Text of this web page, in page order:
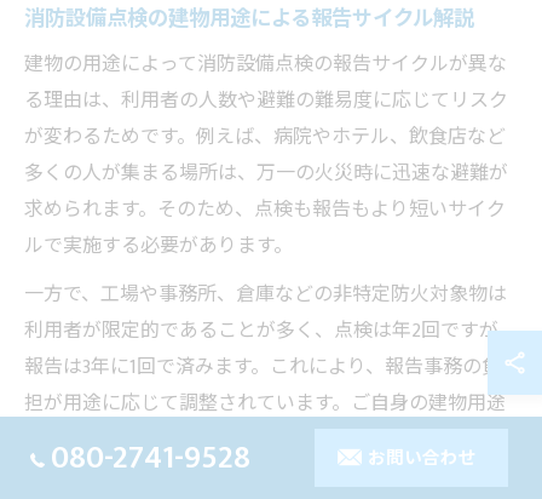
消防設備点検の建物用途による報告サイクル解説
建物の用途によって消防設備点検の報告サイクルが異な
る理由は、利用者の人数や避難の難易度に応じてリスク
が変わるためです。例えば、病院やホテル、飲食店など
多くの人が集まる場所は、万一の火災時に迅速な避難が
求められます。そのため、点検も報告もより短いサイク
ルで実施する必要があります。
一方で、工場や事務所、倉庫などの非特定防火対象物は
利用者が限定的であることが多く、点検は年2回ですが、
報告は3年に1回で済みます。これにより、報告事務の負
担が用途に応じて調整されています。ご自身の建物用途
を確認し、該当するサイクルに従うことで、法令違反を
防ぐことができます。
080-2741-9528 お問い合わせ